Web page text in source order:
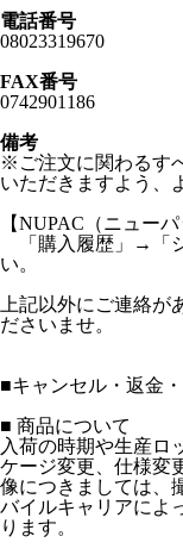
電話番号
08023319670
FAX番号
0742901186
備考
※ご注文に関わるす
いただきますよう、
【NUPAC（ニュー
「購入履歴」→「
い。
上記以外にご連絡が
ださいませ。
■キャンセル・返金
■ 商品について
入荷の時期や生産ロ
ケージ変更、仕様変
像につきましては、
バイルキャリアによ
ります。